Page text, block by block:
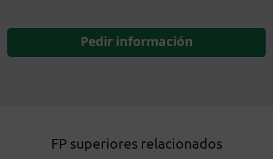
Pedir información
FP superiores relacionados